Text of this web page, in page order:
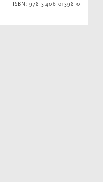
ISBN: 978-3-406-01398-0